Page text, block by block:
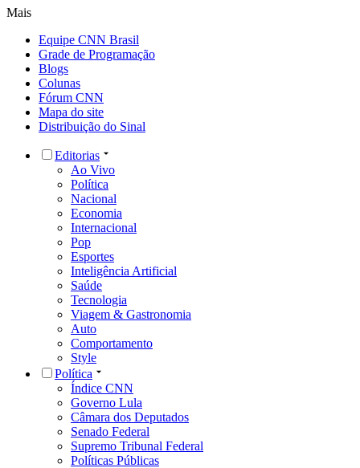
Mais
Equipe CNN Brasil
Grade de Programação
Blogs
Colunas
Fórum CNN
Mapa do site
Distribuição do Sinal
Editorias
Ao Vivo
Política
Nacional
Economia
Internacional
Pop
Esportes
Inteligência Artificial
Saúde
Tecnologia
Viagem & Gastronomia
Auto
Comportamento
Style
Política
Índice CNN
Governo Lula
Câmara dos Deputados
Senado Federal
Supremo Tribunal Federal
Políticas Públicas